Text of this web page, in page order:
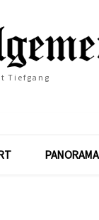
Tiefgang
PANORAMA